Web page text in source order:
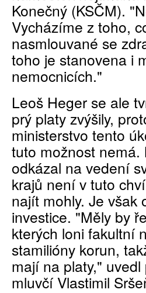
Konečný (KSČM).
Vycházíme z toho,
nasmlouvané se
toho je stanovena i
nemocnicích."
Leoš Heger se ale
prý platy zvýšily,
ministerstvo tento
tuto možnost
odkázal na vedení
krajů není v tuto
najít mohly. Je však
investice. "Měly by
kterých loni fakultní
stamilióny korun,
mají na platy,"
mluvčí Vlastimil